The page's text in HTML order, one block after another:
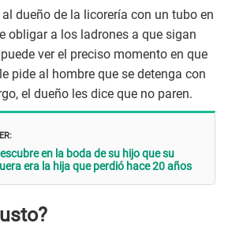
dueño de la licorería con un tubo en
obligar a los ladrones a que sigan
ver el preciso momento en que
pide al hombre que se detenga con
el dueño les dice que no paren.
en la boda de su hijo que su
era la hija que perdió hace 20 años